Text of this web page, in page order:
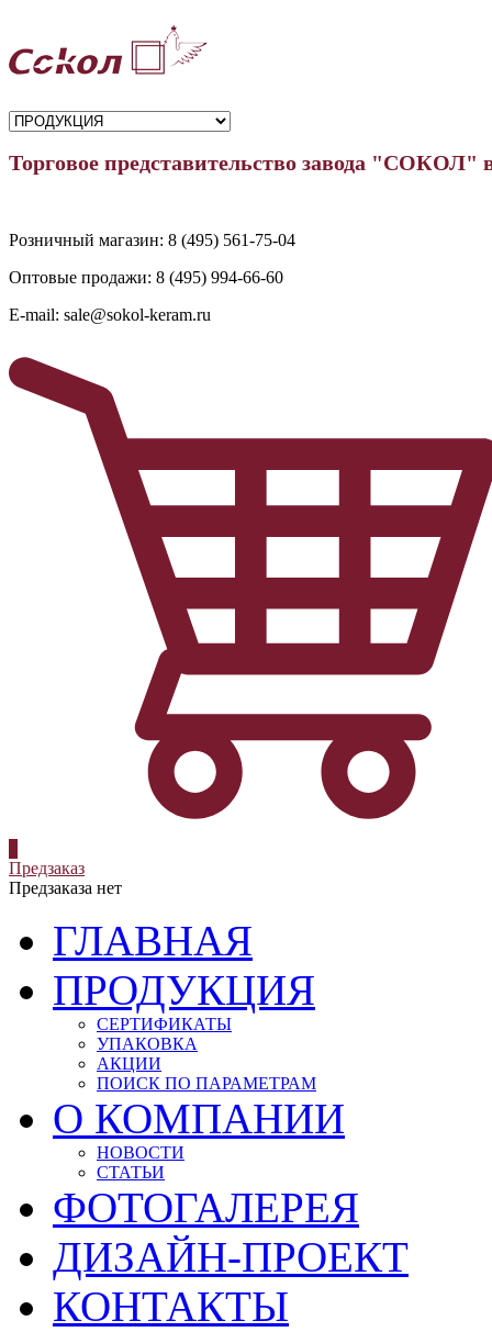
Торговое представительство завода "СОКОЛ"
Розничный магазин: 8 (495) 561-75-04
Оптовые продажи: 8 (495) 994-66-60
E-mail: sale@sokol-keram.ru
Предзаказ
Предзаказа нет
ГЛАВНАЯ
ПРОДУКЦИЯ
СЕРТИФИКАТЫ
УПАКОВКА
АКЦИИ
ПОИСК ПО ПАРАМЕТРАМ
О КОМПАНИИ
НОВОСТИ
СТАТЬИ
ФОТОГАЛЕРЕЯ
ДИЗАЙН-ПРОЕКТ
КОНТАКТЫ